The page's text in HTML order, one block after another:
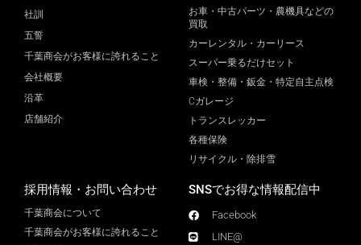
社訓
五誓
千葉商会がお客様に誇れること
会社概要
沿革
店舗紹介
お車・中古パーツ・農機具などの
買取
カーレンタル・カーリース
スーパー乗るだけセット
車検・整備・鈑金・特定自主点検
Cガレージ
トランスレッカー
各種保険
リサイクル・除排雪
採用情報・お問い合わせ
千葉商会について
千葉商会がお客様に誇れること​
SNSでお得な情報配信中
Facebook
LINE@